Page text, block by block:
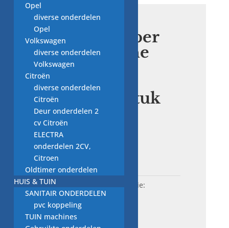
schokdemper
wasmachine
Suspa,
06230027,
120N per stuk
€8,00
SKU:W23.12782
Categorie:
schokbrekers NWM
Opel
diverse onderdelen
Opel
Volkswagen
diverse onderdelen
Volkswagen
Citroën
diverse onderdelen
Citroën
Deur onderdelen 2
cv Citroën
ELECTRA
onderdelen 2CV,
Citroen
Oldtimer onderdelen
HUIS & TUIN
SANITAIR ONDERDELEN
pvc koppeling
TUIN machines